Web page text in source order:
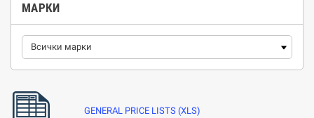
МАРКИ
GENERAL PRICE LISTS (XLS)